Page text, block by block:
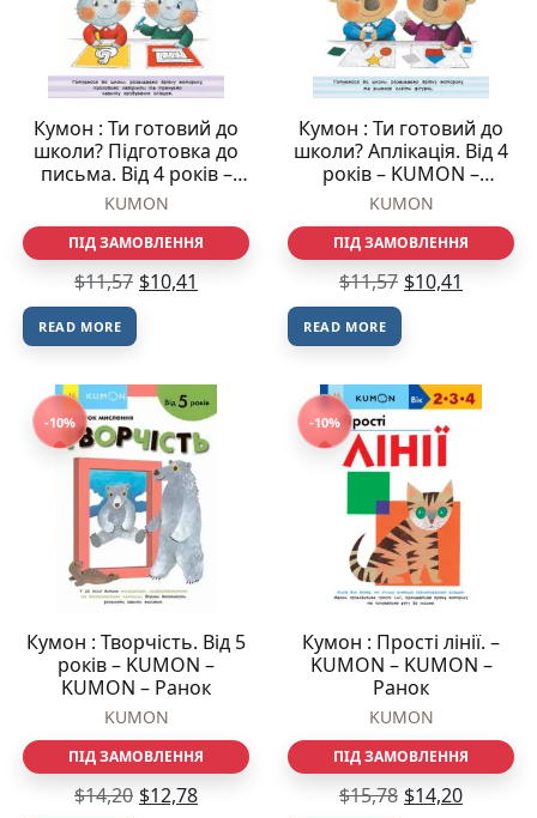
Кумон : Ти готовий до
школи? Підготовка до
письма. Від 4 років –
KUMON – KUMON –
KUMON
ПІД ЗАМОВЛЕННЯ
$11,57 $10,41
READ MORE
Кумон : Ти готовий до
школи? Аплікація. Від 4
років – KUMON –
KUMON – Ранок
KUMON
ПІД ЗАМОВЛЕННЯ
$11,57 $10,41
READ MORE
-10%
Кумон : Творчість. Від 5
років – KUMON –
KUMON – Ранок
KUMON
ПІД ЗАМОВЛЕННЯ
$14,20 $12,78
-10%
Кумон : Прості лінії. –
KUMON – KUMON –
Ранок
KUMON
ПІД ЗАМОВЛЕННЯ
$15,78 $14,20